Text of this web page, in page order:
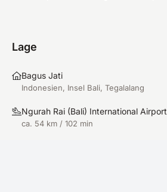
Lage
Bagus Jati
Indonesien, Insel Bali, Tegalalang
Ngurah Rai (Bali) International Airport
ca. 54 km / 102 min